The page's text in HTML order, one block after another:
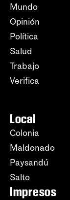
Mundo
Opinión
Política
Salud
Trabajo
Verifica
Local
Colonia
Maldonado
Paysandú
Salto
Impresos